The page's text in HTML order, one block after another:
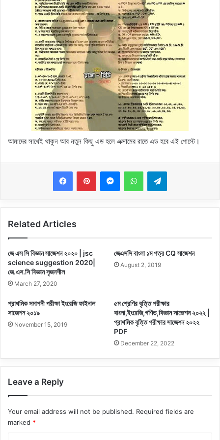
আমাদের সাথেই থাকুন আর নতুন কিছু এড হলে এক্সামের রাতে এড হবে এই পোস্টে।
MessengerWhatsAppTelegram
Related Articles
জে এস সি বিজ্ঞান সাজেশন ২০২০ | jsc
science suggestion 2020|
জে.এস.সি বিজ্ঞান সৃজনশীল
March 27, 2020
জেএসসি বাংলা ১ম পত্র CQ সাজেশন
August 2, 2019
প্রাথমিক সমাপনী পরীক্ষা ইংরেজি ফাইনাল
সাজেশন ২০১৯
November 15, 2019
৫ম শ্রেণির বৃত্তি পরীক্ষার
বাংলা,ইংরেজি,গণিত,বিজ্ঞান সাজেশন ২০২২ |
প্রাথমিক বৃত্তি পরীক্ষার সাজেশন ২০২২
PDF
December 22, 2022
Leave a Reply
Your email address will not be published. Required fields are
marked *